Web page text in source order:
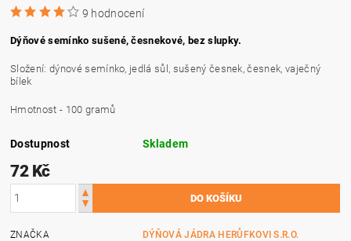
9 hodnocení
Dýňové semínko sušené, česnekové, bez slupky.
Složení: dýnové semínko, jedlá sůl, sušený česnek, česnek, vaječný
bílek
Hmotnost - 100 gramů
Dostupnost Skladem
72 Kč
ZNAČKA
DÝŇOVÁ JÁDRA HERŮFKOVI S.R.O.